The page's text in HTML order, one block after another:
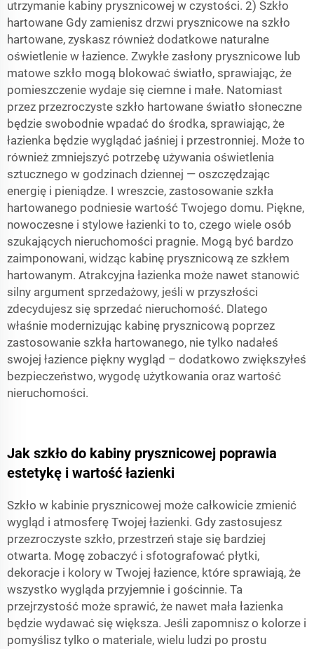
utrzymanie kabiny prysznicowej w czystości. 2) Szkło
hartowane Gdy zamienisz drzwi prysznicowe na szkło
hartowane, zyskasz również dodatkowe naturalne
oświetlenie w łazience. Zwykłe zasłony prysznicowe lub
matowe szkło mogą blokować światło, sprawiając, że
pomieszczenie wydaje się ciemne i małe. Natomiast
przez przezroczyste szkło hartowane światło słoneczne
będzie swobodnie wpadać do środka, sprawiając, że
łazienka będzie wyglądać jaśniej i przestronniej. Może to
również zmniejszyć potrzebę używania oświetlenia
sztucznego w godzinach dziennej — oszczędzając
energię i pieniądze. I wreszcie, zastosowanie szkła
hartowanego podniesie wartość Twojego domu. Piękne,
nowoczesne i stylowe łazienki to to, czego wiele osób
szukających nieruchomości pragnie. Mogą być bardzo
zaimponowani, widząc kabinę prysznicową ze szkłem
hartowanym. Atrakcyjna łazienka może nawet stanowić
silny argument sprzedażowy, jeśli w przyszłości
zdecydujesz się sprzedać nieruchomość. Dlatego
właśnie modernizując kabinę prysznicową poprzez
zastosowanie szkła hartowanego, nie tylko nadałeś
swojej łazience piękny wygląd – dodatkowo zwiększyłeś
bezpieczeństwo, wygodę użytkowania oraz wartość
nieruchomości.
Jak szkło do kabiny prysznicowej poprawia
estetykę i wartość łazienki
Szkło w kabinie prysznicowej może całkowicie zmienić
wygląd i atmosferę Twojej łazienki. Gdy zastosujesz
przezroczyste szkło, przestrzeń staje się bardziej
otwarta. Mogę zobaczyć i sfotografować płytki,
dekoracje i kolory w Twojej łazience, które sprawiają, że
wszystko wygląda przyjemnie i gościnnie. Ta
przejrzystość może sprawić, że nawet mała łazienka
będzie wydawać się większa. Jeśli zapomnisz o kolorze i
pomyślisz tylko o materiale, wielu ludzi po prostu